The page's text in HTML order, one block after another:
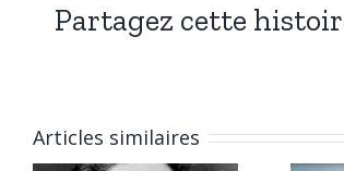
Partagez cette
Articles similaires